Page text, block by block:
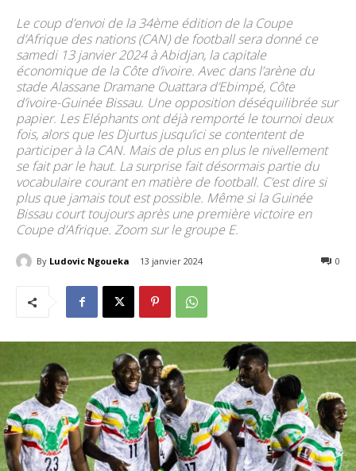
Le coup d’envoi de la 34ème édition de la Coupe
d’Afrique des nations (CAN) de football sera donné ce
samedi 13 janvier 2024 à Abidjan, la capitale
économique de la Côte d’ivoire. Avec dans l’arène du
stade Alassane Dramane Ouattara d’Ebimpé, Côte
d’ivoire-Guinée Bissau. Une opposition déséquilibrée sur
papier. Les Eléphants ont déjà remporté le tournoi deux
fois, alors que les Djurtus jusqu’ici se contentent de
participer à la CAN. Mais de plus en plus le nivellement
se fait par le haut. La surprise fait désormais partie du
vocabulaire courant en matière de football. C’est dire si
plus que jamais tout est possible. Même si la Guinée
Bissau court toujours après une première victoire en
Coupe d’Afrique. Zoom sur le groupe E.
By Ludovic Ngoueka 13 janvier 2024 0